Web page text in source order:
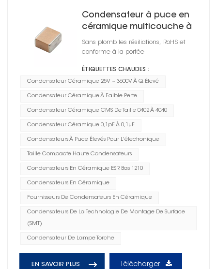
Condensateur à puce en
céramique multicouche à
Q élevé 1210
Sans plomb les résiliations, RoHS et
conforme à la portée
ÉTIQUETTES CHAUDES :
Condensateur Céramique 25V ~ 3600V À Q Élevé
Condensateur Céramique À Faible Perte
Condensateur Céramique CMS De Taille 0402 À 4040
Condensateur Céramique 0,1pF À 0,1μF
Condensateurs À Puce Élevés Pour L'électronique
Taille Compacte Haute Condensateurs
Condensateurs En Céramique ESR Bas 1210
Condensateurs En Céramique
Fournisseurs De Condensateurs En Céramique
Condensateurs De La Technologie De Montage De Surface
(SMT)
Condensateur De Lampe Torche
EN SAVOIR PLUS Télécharger